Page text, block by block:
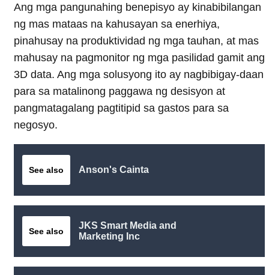
Ang mga pangunahing benepisyo ay kinabibilangan
ng mas mataas na kahusayan sa enerhiya,
pinahusay na produktividad ng mga tauhan, at mas
mahusay na pagmonitor ng mga pasilidad gamit ang
3D data. Ang mga solusyong ito ay nagbibigay-daan
para sa matalinong paggawa ng desisyon at
pangmatagalang pagtitipid sa gastos para sa
negosyo.
See also Anson's Cainta
See also
JKS Smart Media and
Marketing Inc